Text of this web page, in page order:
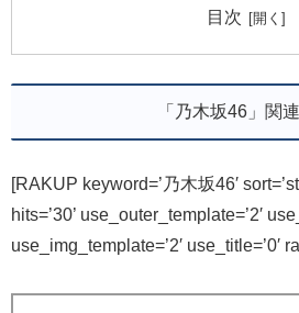
目次
「乃木坂46」関
[RAKUP keyword=’乃木坂46′
hits=’30’ use_outer_template=’2′
use_img_template=’2′ use_title=’0′